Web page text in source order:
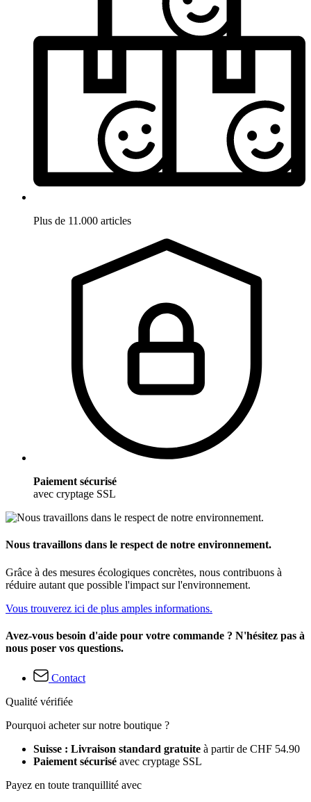
Plus de 11.000 articles
Paiement sécurisé
avec cryptage SSL
Nous travaillons dans le respect de notre environnement.
Grâce à des mesures écologiques concrètes, nous contribuons à
réduire autant que possible l'impact sur l'environnement.
Vous trouverez ici de plus amples informations.
Avez-vous besoin d'aide pour votre commande ? N'hésitez pas à
nous poser vos questions.
Contact
Qualité vérifiée
Pourquoi acheter sur notre boutique ?
Suisse : Livraison standard gratuite à partir de CHF 54.90
Paiement sécurisé avec cryptage SSL
Payez en toute tranquillité avec